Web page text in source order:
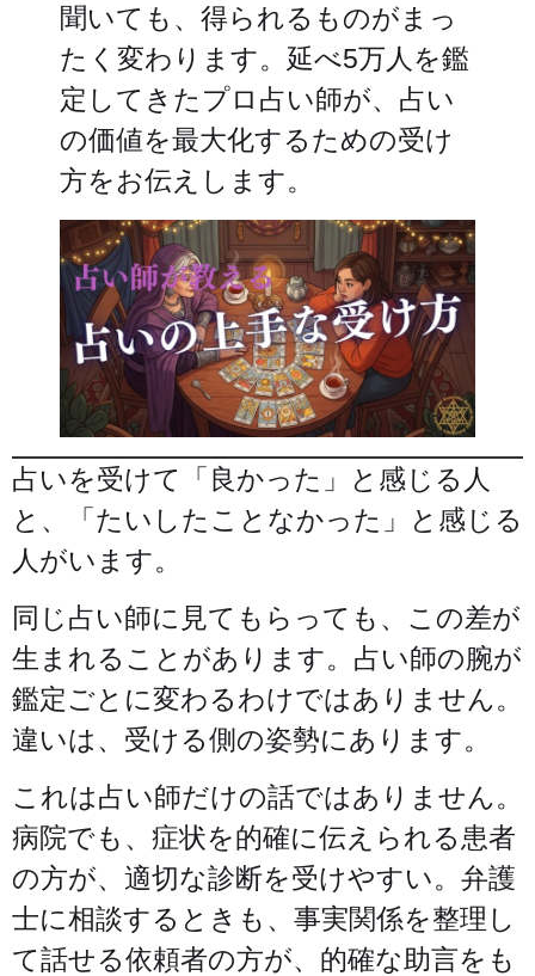
聞いても、得られるものがまっ
たく変わります。延べ5万人を鑑
定してきたプロ占い師が、占い
の価値を最大化するための受け
方をお伝えします。
占いを受けて「良かった」と感じる人
と、「たいしたことなかった」と感じる
人がいます。
同じ占い師に見てもらっても、この差が
生まれることがあります。占い師の腕が
鑑定ごとに変わるわけではありません。
違いは、受ける側の姿勢にあります。
これは占い師だけの話ではありません。
病院でも、症状を的確に伝えられる患者
の方が、適切な診断を受けやすい。弁護
士に相談するときも、事実関係を整理し
て話せる依頼者の方が、的確な助言をも